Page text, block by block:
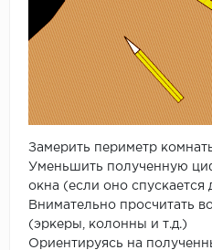
Замерить периметр
Уменьшить полученную
окна (если оно спускается
Внимательно просчитать
(эркеры, колонны и т.д.)
Ориентируясь на